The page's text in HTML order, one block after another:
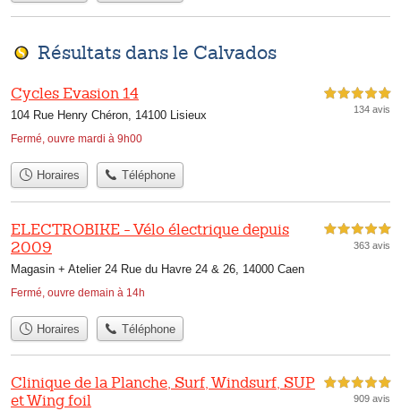
Résultats dans le Calvados
Cycles Evasion 14
104 Rue Henry Chéron, 14100 Lisieux
Fermé, ouvre mardi à 9h00
5,0 étoiles sur 5
134 avis
Horaires Téléphone
ELECTROBIKE - Vélo électrique depuis
2009
Magasin + Atelier 24 Rue du Havre 24 & 26, 14000 Caen
Fermé, ouvre demain à 14h
5,0 étoiles sur 5
363 avis
Horaires Téléphone
Clinique de la Planche, Surf, Windsurf, SUP
et Wing foil
5,0 étoiles sur 5
909 avis